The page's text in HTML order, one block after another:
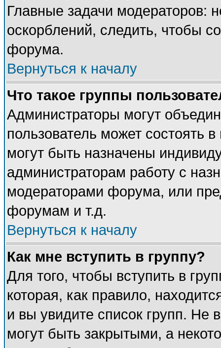
Главные задачи модераторов:
оскорблений, следить, чтобы
форума.
Вернуться к началу
Что такое группы
Администраторы могут
пользователь может состоять
могут быть назначены
администраторам работу с
модераторами форума, или
форумам и т.д.
Вернуться к началу
Как мне вступить в группу?
Для того, чтобы вступить в
которая, как правило,
и вы увидите список групп. Не
могут быть закрытыми, а